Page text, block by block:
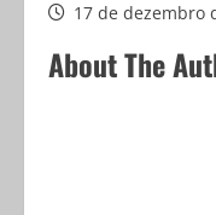
17 de dezembro
About The